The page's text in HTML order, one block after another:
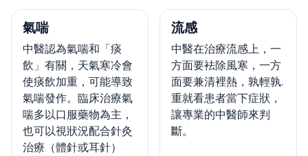
氣喘
中醫認為氣喘和「痰
飲」有關，天氣寒冷會
使痰飲加重，可能導致
氣喘發作。臨床治療氣
喘多以口服藥物為主，
也可以視狀況配合針灸
治療（體針或耳針）
流感
中醫在治療流感上，一
方面要袪除風寒，一方
面要兼清裡熱，孰輕孰.
重就看患者當下症狀，
讓專業的中醫師來判
斷。